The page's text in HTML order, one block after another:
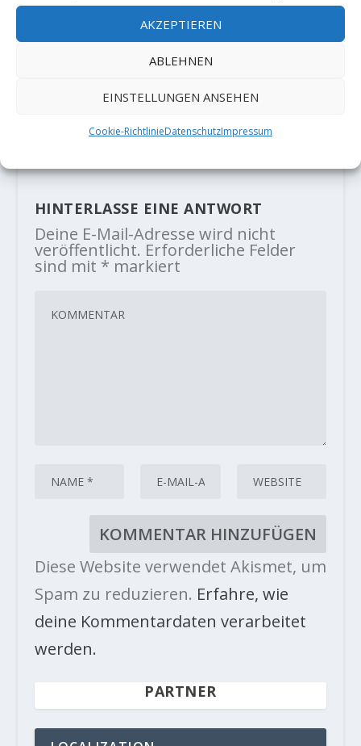
AKZEPTIEREN
ABLEHNEN
EINSTELLUNGEN ANSEHEN
Cookie-RichtlinieDatenschutzImpressum
FA 'Fluch der Meere' (9a) by Angy
21. Juli 2020
HINTERLASSE EINE ANTWORT
Deine E-Mail-Adresse wird nicht
veröffentlicht. Erforderliche Felder
sind mit * markiert
Diese Website verwendet Akismet, um
Spam zu reduzieren. Erfahre, wie
deine Kommentardaten verarbeitet
werden.
PARTNER